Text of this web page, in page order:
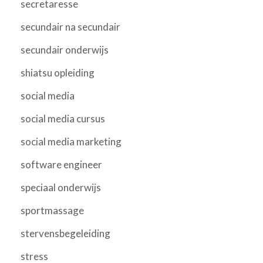
secretaresse
secundair na secundair
secundair onderwijs
shiatsu opleiding
social media
social media cursus
social media marketing
software engineer
speciaal onderwijs
sportmassage
stervensbegeleiding
stress